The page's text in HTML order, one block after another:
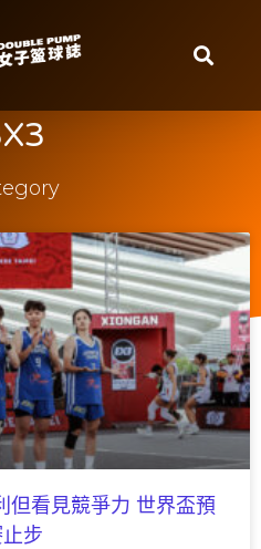
但看見競爭力 世界盃預
步